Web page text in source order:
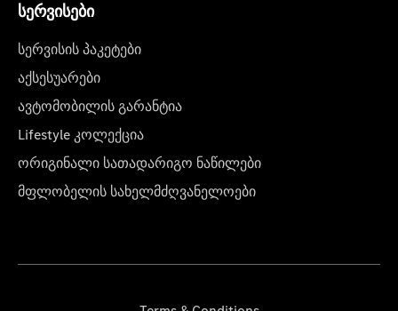
სერვისები
სერვისის პაკეტები
აქსესუარები
ავტომობილის გარანტია
Lifestyle კოლექცია
ორიგინალი სათადარიგო ნაწილები
მფლობელის სახელმძღვანელოები